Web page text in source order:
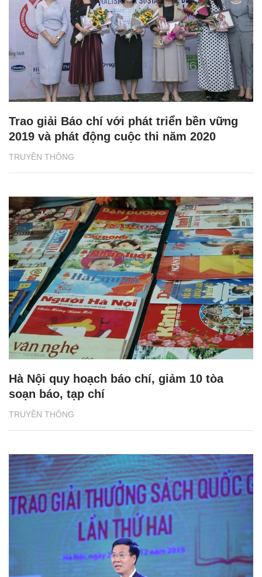
TRUYỀN THÔNG
Trao giải Báo chí với phát triển bền vững
2019 và phát động cuộc thi năm 2020
TRUYỀN THÔNG
Hà Nội quy hoạch báo chí, giảm 10 tòa
soạn báo, tạp chí